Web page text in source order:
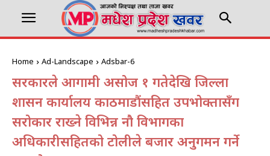
Home Ad-Landscape Adsbar-6
सरकारले आगामी असोज १ गतेदेखि जिल्ला
प्रशासन कार्यालय काठमाडौंसहित उपभोक्तासँग
सरोकार राख्ने विभिन्न नौ विभागका
अधिकारीसहितको टोलीले बजार अनुगमन गर्ने